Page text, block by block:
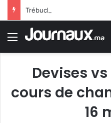
Menu
Devises
cours de
16